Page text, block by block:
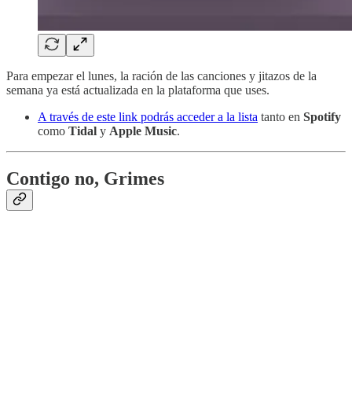
Para empezar el lunes, la ración de las canciones y jitazos de la
semana ya está actualizada en la plataforma que uses.
A través de este link podrás acceder a la lista tanto en Spotify
como Tidal y Apple Music.
Contigo no, Grimes